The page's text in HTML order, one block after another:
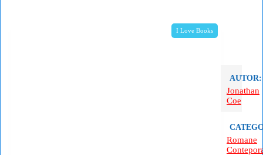
I Love Books
AUTOR:
Jonathan
Coe
Romane